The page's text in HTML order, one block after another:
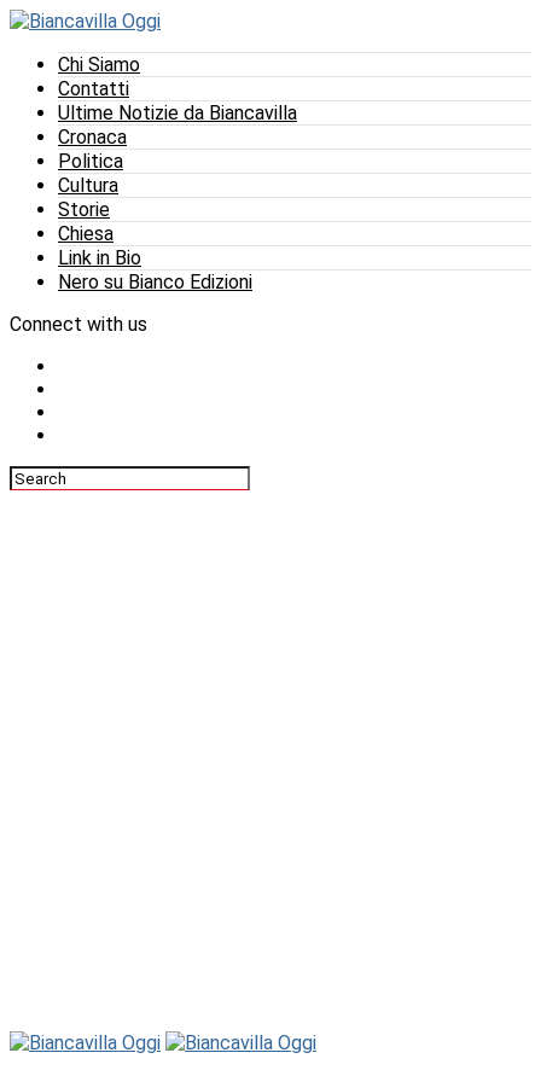
Chi Siamo
Contatti
Ultime Notizie da Biancavilla
Cronaca
Politica
Cultura
Storie
Chiesa
Link in Bio
Nero su Bianco Edizioni
Connect with us